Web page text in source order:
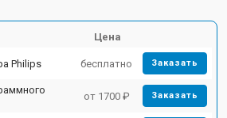
Цена
Philips бесплатно Заказать
от 1700 ₽ Заказать